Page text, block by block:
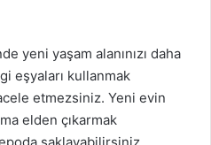
yeni yaşam alanınızı daha
eşyaları kullanmak
etmezsiniz. Yeni evin
elden çıkarmak